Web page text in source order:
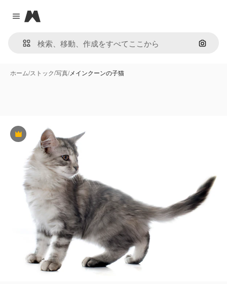
Close menu
Magnific
画像で
ホーム/ストック/写真/メインクーンの子猫
Premium